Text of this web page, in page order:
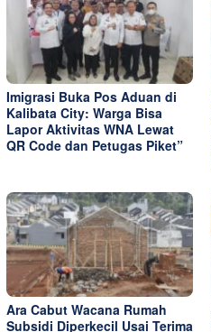
Imigrasi Buka Pos Aduan di
Kalibata City: Warga Bisa
Lapor Aktivitas WNA Lewat
QR Code dan Petugas Piket”
Ara Cabut Wacana Rumah
Subsidi Diperkecil Usai Terima